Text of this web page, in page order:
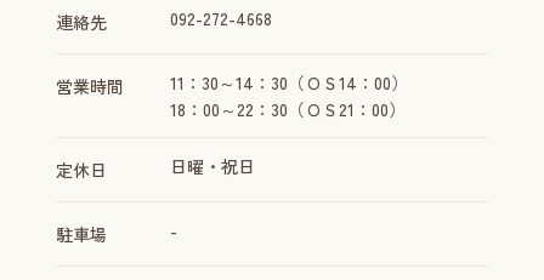
連絡先 092-272-4668
営業時間
11：30～14：30（ＯＳ14：00）
18：00～22：30（ＯＳ21：00）
定休日 日曜・祝日
駐車場 -